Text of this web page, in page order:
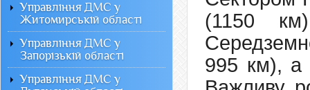
(1150
995 км), а
Управління ДМС у
Житомирській області
Управління ДМС у
Запорізькій області
Управління ДМС у